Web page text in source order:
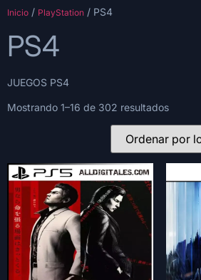
Inicio / PlayStation / PS4
PS4
JUEGOS PS4
Mostrando 1–16 de 302 resultados